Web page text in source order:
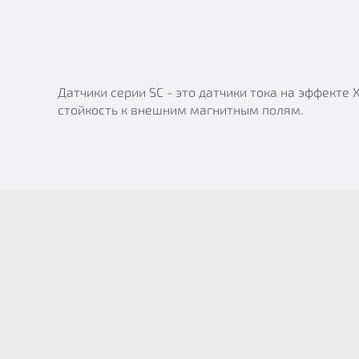
Датчики серии SC - это датчики тока на
стойкость к внешним магнитным полям.